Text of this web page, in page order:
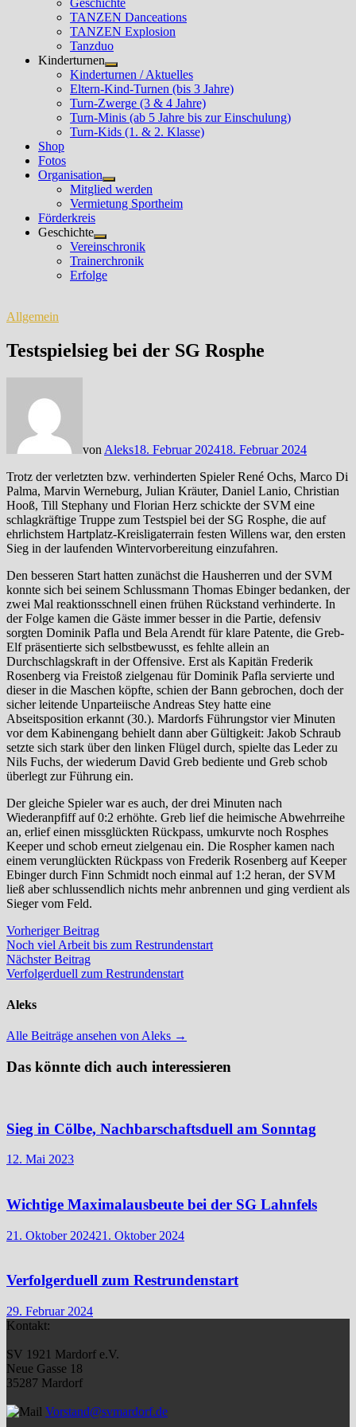
Geschichte
TANZEN Danceations
TANZEN Explosion
Tanzduo
Kinderturnen
Untermenü
anzeigen
Kinderturnen / Aktuelles
Eltern-Kind-Turnen (bis 3 Jahre)
Turn-Zwerge (3 & 4 Jahre)
Turn-Minis (ab 5 Jahre bis zur Einschulung)
Turn-Kids (1. & 2. Klasse)
Shop
Fotos
Organisation
Untermenü
anzeigen
Mitglied werden
Vermietung Sportheim
Förderkreis
Geschichte
Untermenü
anzeigen
Vereinschronik
Trainerchronik
Erfolge
Allgemein
Testspielsieg bei der SG Rosphe
von Aleks18. Februar 202418. Februar 2024
Trotz der verletzten bzw. verhinderten Spieler René Ochs, Marco Di
Palma, Marvin Werneburg, Julian Kräuter, Daniel Lanio, Christian
Hooß, Till Stephany und Florian Herz schickte der SVM eine
schlagkräftige Truppe zum Testspiel bei der SG Rosphe, die auf
ehrlichstem Hartplatz-Kreisligaterrain festen Willens war, den ersten
Sieg in der laufenden Wintervorbereitung einzufahren.
Den besseren Start hatten zunächst die Hausherren und der SVM
konnte sich bei seinem Schlussmann Thomas Ebinger bedanken, der
zwei Mal reaktionsschnell einen frühen Rückstand verhinderte. In
der Folge kamen die Gäste immer besser in die Partie, defensiv
sorgten Dominik Pafla und Bela Arendt für klare Patente, die Greb-
Elf präsentierte sich selbstbewusst, es fehlte allein an
Durchschlagskraft in der Offensive. Erst als Kapitän Frederik
Rosenberg via Freistoß zielgenau für Dominik Pafla servierte und
dieser in die Maschen köpfte, schien der Bann gebrochen, doch der
sicher leitende Unparteiische Andreas Stey hatte eine
Abseitsposition erkannt (30.). Mardorfs Führungstor vier Minuten
vor dem Kabinengang behielt dann aber Gültigkeit: Jakob Schraub
setzte sich stark über den linken Flügel durch, spielte das Leder zu
Nils Fuchs, der wiederum David Greb bediente und Greb schob
überlegt zur Führung ein.
Der gleiche Spieler war es auch, der drei Minuten nach
Wiederanpfiff auf 0:2 erhöhte. Greb lief die heimische Abwehrreihe
an, erlief einen missglückten Rückpass, umkurvte noch Rosphes
Keeper und schob erneut zielgenau ein. Die Rospher kamen nach
einem verunglückten Rückpass von Frederik Rosenberg auf Keeper
Ebinger durch Finn Schmidt noch einmal auf 1:2 heran, der SVM
ließ aber schlussendlich nichts mehr anbrennen und ging verdient als
Sieger vom Feld.
Beitragsnavigation
Vorheriger BeitragVorheriger
Beitrag:
Noch viel Arbeit bis zum Restrundenstart
Nächster BeitragNächster
Beitrag:
Verfolgerduell zum Restrundenstart
Aleks
Alle Beiträge ansehen von Aleks →
Das könnte dich auch interessieren
Sieg in Cölbe, Nachbarschaftsduell am Sonntag
12. Mai 2023
Wichtige Maximalausbeute bei der SG Lahnfels
21. Oktober 202421. Oktober 2024
Verfolgerduell zum Restrundenstart
29. Februar 2024
Kontakt:
SV 1921 Mardorf e.V.
Neue Gasse 18
35287 Mardorf
Vorstand@svmardorf.de